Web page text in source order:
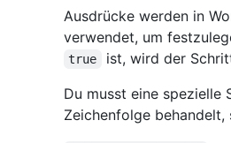
Ausdrücke werden in
verwendet, um
true
ist, wird der
Du musst eine spezielle
Zeichenfolge